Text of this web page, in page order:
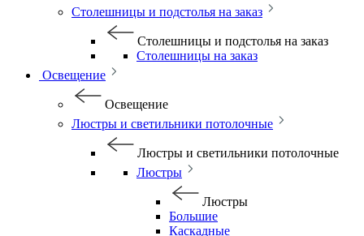
Столешницы и подстолья на заказ
Столешницы и подстолья на заказ
Столешницы на заказ
Освещение
Освещение
Люстры и светильники потолочные
Люстры и светильники потолочные
Люстры
Люстры
Большие
Каскадные